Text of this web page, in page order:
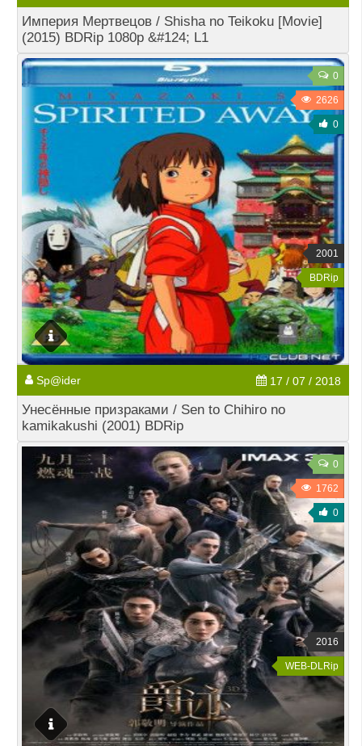
Империя Мертвецов / Shisha no Teikoku [Movie]
(2015) BDRip 1080p &#124; L1
0
2626
0
2001
BDRip
Sp@ider 17 / 07 / 2018
Унесённые призраками / Sen to Chihiro no
kamikakushi (2001) BDRip
0
1762
0
2016
WEB-DLRip